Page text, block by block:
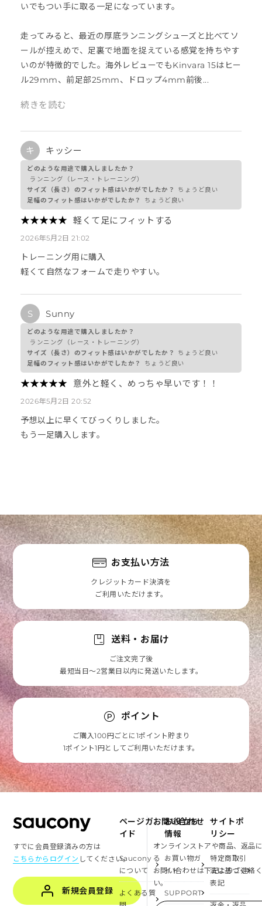
いでもつい手に取る一足になっています。
走ってみると、最近の厚底ランニングシューズと比べてソ
ールが控えめで、足裏で地面を捉えている感覚を持ちやす
いのが特徴的でした。海外レビューでもKinvara 15はヒー
ル29mm、前足部25mm、ドロップ4mm前後...
続きを読む
キ キッシー
どのような用途で購入しましたか？
ランニング（レース・トレーニング）
サイズ（長さ）のフィット感はいかがでしたか？
ちょうど良い
足幅のフィット感はいかがでしたか？
ちょうど良い
★★★★★
★★★★★ 軽くて足にフィットする
2026年5月2日 21:02
トレーニング用に購入
軽くて自然なフォームで走りやすい。
S Sunny
どのような用途で購入しましたか？
ランニング（レース・トレーニング）
サイズ（長さ）のフィット感はいかがでしたか？
ちょうど良い
足幅のフィット感はいかがでしたか？
ちょうど良い
★★★★★
★★★★★ 意外と軽く、めっちゃ早いです！！
2026年5月2日 20:52
予想以上に早くてびっくりしました。
もう一足購入します。
お支払い方法
クレジットカード決済を
ご利用いただけます。
送料・お届け
ご注文完了後
最短当日～2営業日以内に発送いたします。
ポイント
ご購入100円ごとに1ポイント貯まり
1ポイント1円としてご利用いただけます。
すでに会員登録済みの方は
こちらからログイン してください。
新規会員登録
お問い合わせ
オンラインストアや商品、返品
る
お問い合わせは下記よりご連絡
い。
ページガ
イド
Saucony
について
よくある質
お役立ち
情報
お買い物ガ
イド
SUPPORT
サイトポ
リシー
特定商取引
法に基づく
表記